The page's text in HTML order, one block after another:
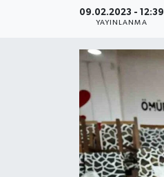
09.02.2023 - 12:39
YAYINLANMA